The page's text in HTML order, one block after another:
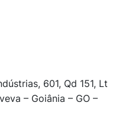
601, Qd 151, Lt
– Goiânia – GO –